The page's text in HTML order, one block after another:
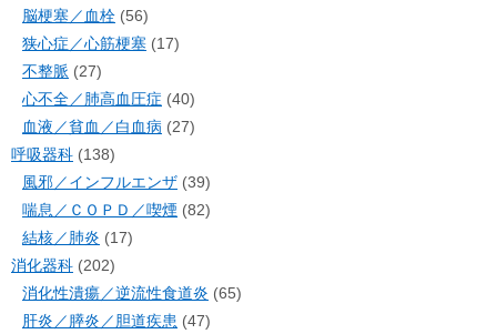
脳梗塞／血栓 (56)
狭心症／心筋梗塞 (17)
不整脈 (27)
心不全／肺高血圧症 (40)
血液／貧血／白血病 (27)
呼吸器科 (138)
風邪／インフルエンザ (39)
喘息／ＣＯＰＤ／喫煙 (82)
結核／肺炎 (17)
消化器科 (202)
消化性潰瘍／逆流性食道炎 (65)
肝炎／膵炎／胆道疾患 (47)